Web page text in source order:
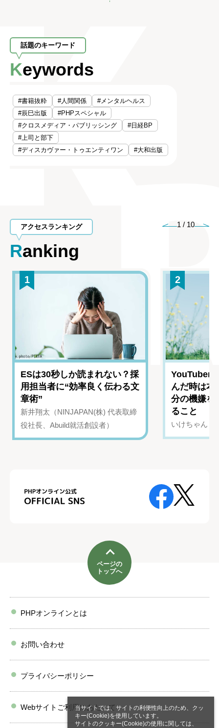
当サイトでは、サイトの利便性向上のため、クッ
キー(Cookie)を使用しています。
サイトのクッキー(Cookie)の使用に関しては、
話題のキーワード
Keywords
#書籍抜粋 #人間関係
#メンタルヘルス
#辰巳出版
#PHPスペシャル
#クロスメディア・パブリッシング
#日経BP
#上司と部下
#ディスカヴァー・トゥエンティワン
#大和出版
アクセスランキング
Ranking
1 / 10
1
ESは30秒しか読まれない？採
用担当者に“効率良く伝わる文
章術”
新井翔太（NINJAPAN(株) 代表取締
役社長、Abuild就活創設者）
2
YouTuber
んだ時は
分の機嫌を
ること
いけちゃん（
ページの
トップへ
PHPオンラインとは
お問い合わせ
プライバシーポリシー
Webサイトご利用にあたって